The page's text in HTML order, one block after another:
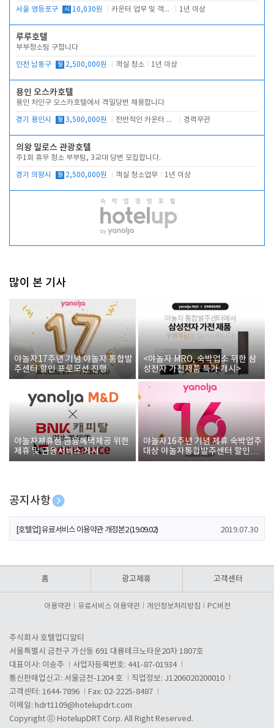
서울 영등포구 시 10,030원 카운터 업무 및 객실관리(청소상태 확인, 객실판매) 1년 이상
루루호텔
부부청소팀 구합니다
인천 남동구 월 2,500,000원 객실 청소 1년 이상
용인 오스카호텔
용인 처인구 오스카호텔에서 격일당번 채용합니다
경기 용인시 월 3,500,000원 전반적인 카운터 업무 경력무관
의왕 밀로스 관광호텔
주1회 휴무 청소 부부팀, 3교대 당번 모집합니다.
경기 의왕시 월 2,500,000원 객실 청소업무 1년 이상
많이 본 기사
야놀자17주년 기념 야놀자 통합발
주센터 할인 프로모션 진행
<야놀자 MRO, 숙박업소 위한 삼
성전자 가전제품 특가 개시>
야놀자제휴점 금융혜택제공 위한
제휴 및 금융서비스 게시
야놀자16주년 기념 제휴 숙박업주
대상 야놀자통합발주센터 할인쿠
폰 증정
공지사항
[호텔업] 개인정보 처리방침 개정본1 (19.09.02)
[호텔업] 유료서비스 이용약관 개정본2 (19.09.02) 2019.07.30
홈 광고제휴 고객센터
이용약관 유료서비스 이용약관 개인정보처리방침 PC버전
주식회사 호텔업디알티
서울특별시 금천구 가산동 691 대륭테크노타운20차 1807호
대표이사: 이송주
사업자등록번호: 441-87-01934
통신판매업신고: 서울금천-1204 호
직업정보: J1206020200010
고객센터: 1644-7896
Fax: 02-2225-8487
이메일: hdrt1109@hotelupdrt.com
Copyright ⓒ HotelupDRT Corp. All Right Reserved.